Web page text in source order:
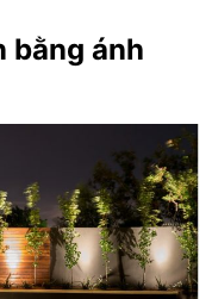
bằng ánh